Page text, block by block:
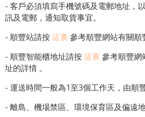
- 客戶必須填寫手機號碼及電郵地址，
訊及電郵，通知取貨事宜。
- 順豐站請按這裏 參考順豐網站有關順
- 順豐智能櫃地址請按這裏 參考順豐網
址的詳情 。
- 運送時間一般為1至3個工作天，由順
- 離島、機場禁區、環境保育區及偏遠